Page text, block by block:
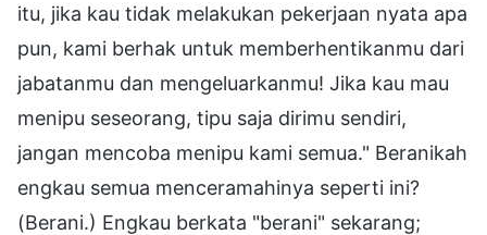
itu, jika kau tidak melakukan pekerjaan nyata apa
pun, kami berhak untuk memberhentikanmu dari
jabatanmu dan mengeluarkanmu! Jika kau mau
menipu seseorang, tipu saja dirimu sendiri,
jangan mencoba menipu kami semua." Beranikah
engkau semua menceramahinya seperti ini?
(Berani.) Engkau berkata "berani" sekarang;